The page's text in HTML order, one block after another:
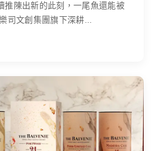
推陳出新的此刻，一尾魚還能被
司文創集團旗下深耕...